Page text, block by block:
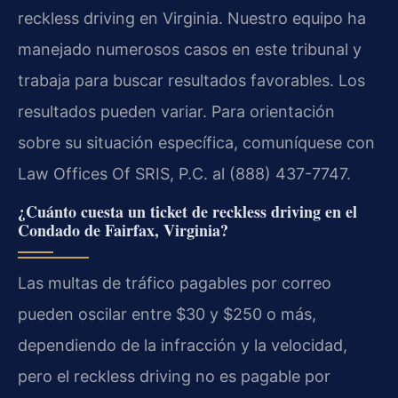
reckless driving en Virginia. Nuestro equipo ha
manejado numerosos casos en este tribunal y
trabaja para buscar resultados favorables. Los
resultados pueden variar. Para orientación
sobre su situación específica, comuníquese con
Law Offices Of SRIS, P.C. al (888) 437-7747.
¿Cuánto cuesta un ticket de reckless driving en el
Condado de Fairfax, Virginia?
Las multas de tráfico pagables por correo
pueden oscilar entre $30 y $250 o más,
dependiendo de la infracción y la velocidad,
pero el reckless driving no es pagable por